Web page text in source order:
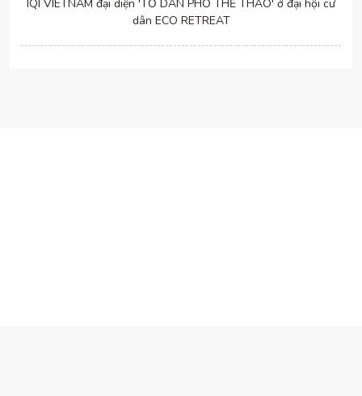
IQI VIETNAM đại diện 'TỔ DÂN PHỐ THỂ THAO' ở đại hội cư
dân ECO RETREAT